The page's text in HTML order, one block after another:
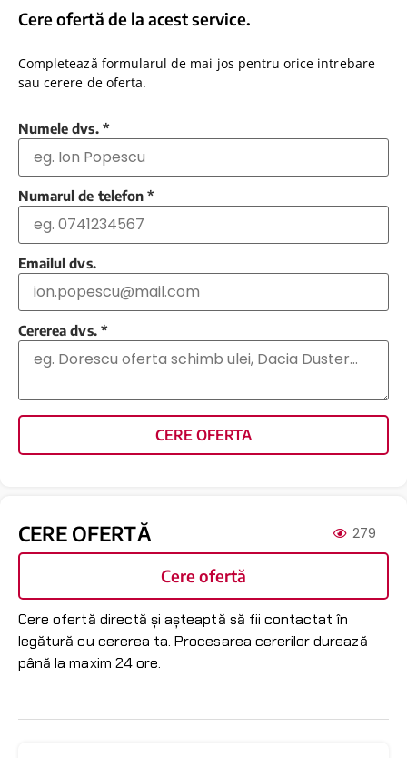
Cere ofertă de la acest service.
Completează formularul de mai jos pentru orice intrebare
sau cerere de oferta.
Numele dvs. *
Numarul de telefon *
Emailul dvs.
Cererea dvs. *
CERE OFERTA
CERE OFERTĂ 279
Cere ofertă
Cere ofertă directă și așteaptă să fii contactat în
legătură cu cererea ta. Procesarea cererilor durează
până la maxim 24 ore.